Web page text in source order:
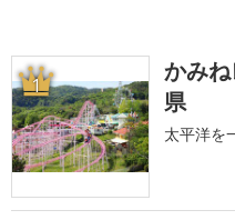
1
かみ
県
太平洋を